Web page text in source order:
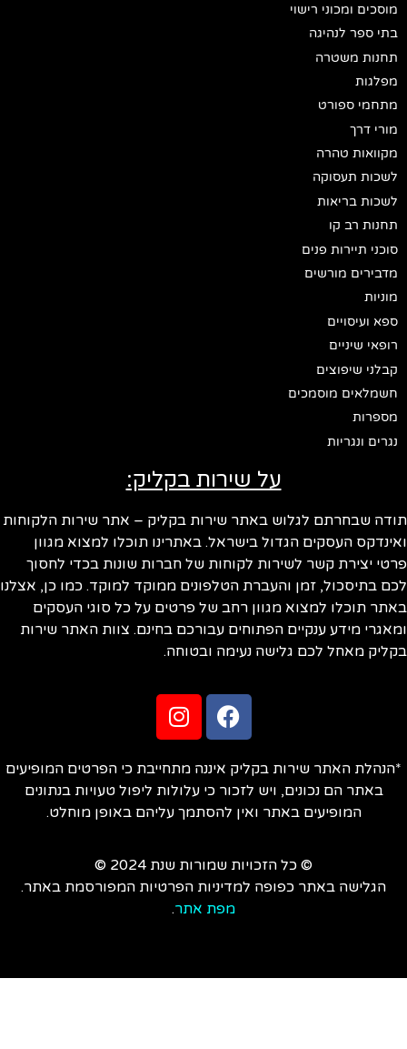
מוסכים ומכוני רישוי
בתי ספר לנהיגה
תחנות משטרה
מפלגות
מתחמי ספורט
מורי דרך
מקוואות טהרה
לשכות תעסוקה
לשכות בריאות
תחנות רב קו
סוכני תיירות פנים
מדבירים מורשים
מוניות
ספא ועיסויים
רופאי שיניים
קבלני שיפוצים
חשמלאים מוסמכים
מספרות
נגרים ונגריות
על שירות בקליק:
שבחרתם לגלוש באתר שירות בקליק – אתר שירות הלקוחות
העסקים הגדול בישראל. באתרינו תוכלו למצוא מגוון
יצירת קשר לשירות לקוחות של חברות שונות בכדי לחסוך
בתיסכול, זמן והעברת הטלפונים ממוקד למוקד. כמו כן, אצלנו
תוכלו למצוא מגוון רחב של פרטים על כל סוגי העסקים
מידע ענקיים הפתוחים עבורכם בחינם. צוות האתר שירות
מאחל לכם גלישה נעימה ובטוחה.
האתר שירות בקליק איננה מתחייבת כי הפרטים המופיעים
באתר הם נכונים, ויש לזכור כי עלולות ליפול טעויות בנתונים
המופיעים באתר ואין להסתמך עליהם באופן מוחלט.
© כל הזכויות שמורות שנת 2024 ©
הגלישה באתר כפופה למדיניות הפרטיות המפורסמת באתר.
מפת אתר.